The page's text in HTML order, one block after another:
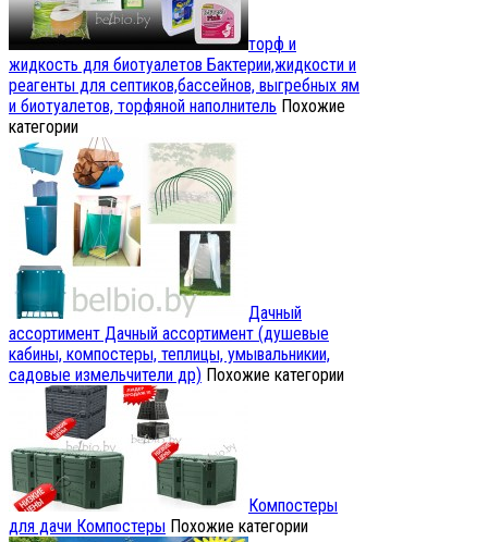
торф и
жидкость для биотуалетов Бактерии,жидкости и
реагенты для септиков,бассейнов, выгребных ям
и биотуалетов, торфяной наполнитель Похожие
категории
Дачный
ассортимент Дачный ассортимент (душевые
кабины, компостеры, теплицы, умывальникии,
садовые измельчители др) Похожие категории
Компостеры
для дачи Компостеры Похожие категории